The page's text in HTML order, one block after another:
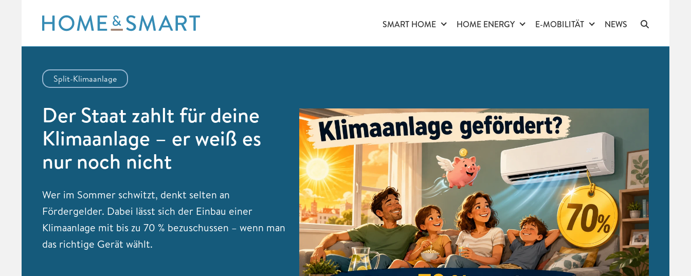
content
SMART HOME HOME ENERGY E-MOBILITÄT NEWS
Split-Klimaanlage
Der Staat zahlt für deine
Klimaanlage – er weiß es
nur noch nicht
Wer im Sommer schwitzt, denkt selten an
Fördergelder. Dabei lässt sich der Einbau einer
Klimaanlage mit bis zu 70 % bezuschussen – wenn man
das richtige Gerät wählt.